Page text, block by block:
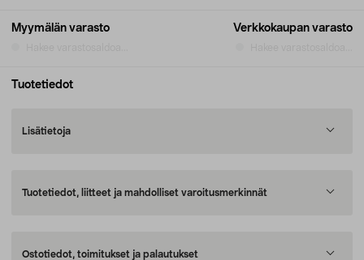
Myymälän varasto Verkkokaupan varasto
Tuotetiedot
Lisätietoja
Tuotetiedot, liitteet ja mahdolliset varoitusmerkinnät
Ostotiedot, toimitukset ja palautukset